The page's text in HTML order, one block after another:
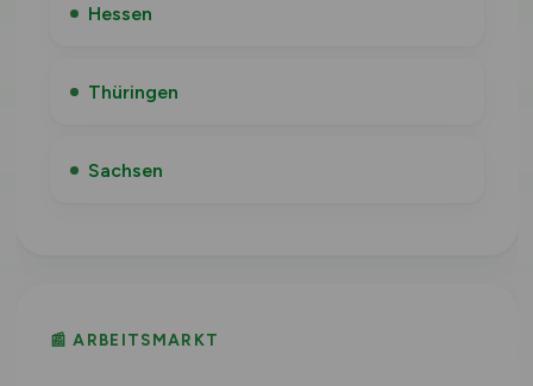
Hessen
Thüringen
Sachsen
📰 ARBEITSMARKT